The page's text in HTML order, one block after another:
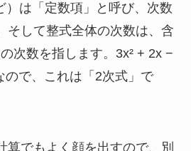
）は「定数項」と呼び、次数
そして整式全体の次数は、含
次数を指します。3x² + 2x −
ので、これは「2次式」で
算でもよく顔を出すので、別